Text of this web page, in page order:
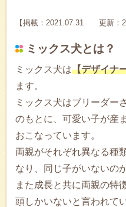
【掲載：2021.07.31 更新：
ミックス犬とは？
ミックス犬は【デザイナ
ます。
ミックス犬はブリーダー
のもとに、可愛い子が産
おこなっています。
両親がそれぞれ異なる種
なり、同じ子がいないの
また成長と共に両親の特
頭しかいないと言われて